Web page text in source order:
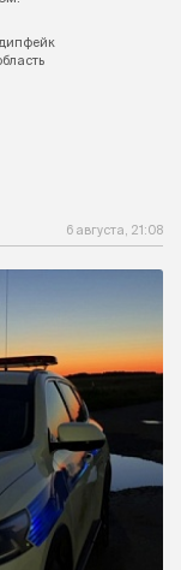
6 августа, 21:08